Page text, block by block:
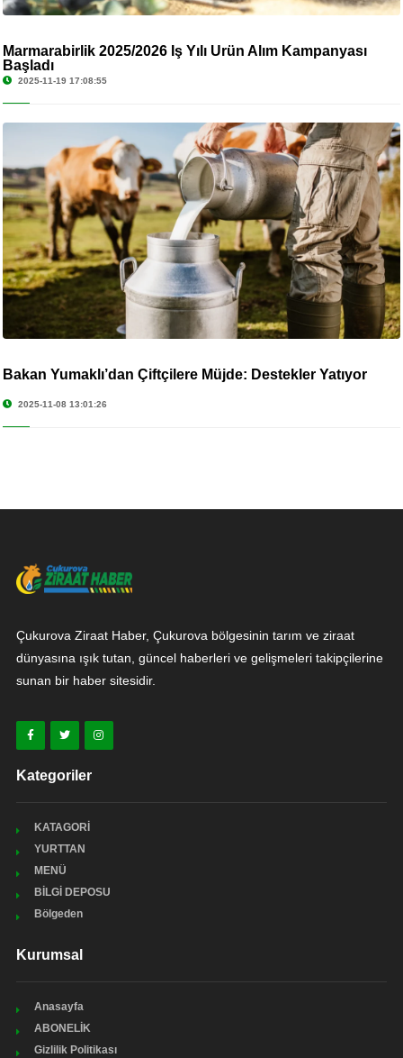
Marmarabirlik 2025/2026 İş Yılı Ürün Alım Kampanyası
Başladı
2025-11-19 17:08:55
Bakan Yumaklı’dan Çiftçilere Müjde: Destekler Yatıyor
2025-11-08 13:01:26
Çukurova Ziraat Haber, Çukurova bölgesinin tarım ve ziraat
dünyasına ışık tutan, güncel haberleri ve gelişmeleri takipçilerine
sunan bir haber sitesidir.
Kategoriler
KATAGORİ
YURTTAN
MENÜ
BİLGİ DEPOSU
Bölgeden
Kurumsal
Anasayfa
ABONELİK
Gizlilik Politikası